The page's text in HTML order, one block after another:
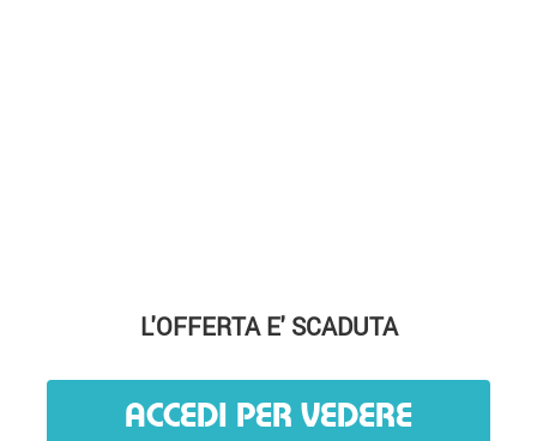
L'OFFERTA E' SCADUTA
ACCEDI PER VEDERE